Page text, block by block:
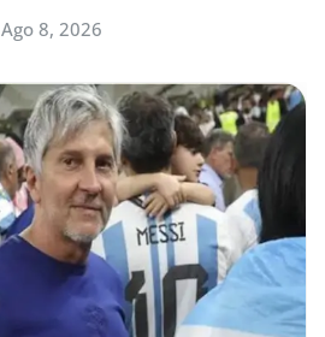
Ago 8, 2026